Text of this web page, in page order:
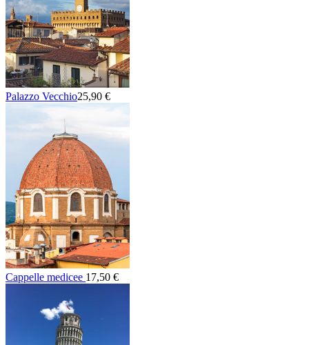
Palazzo Vecchio25,90 €
Cappelle medicee 17,50 €